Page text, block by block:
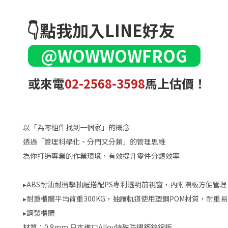
👇點我加入LINE好友
@WOWWOWFROG
或來電02-2568-3598馬上估價！
以「為零組件找到一個家」的概念
透過「管理科學化、分門又分類」的管理思維
為你打造專業的作業環境，有效提升零件分類效率
▸ABS耐油耐衝擊抽屜搭配PS專利透明前視窗，內附隔板方便管理
▸耐重櫃體平均荷重300KG，抽屜軌道使用塑鋼POM材質，耐重
▸鋼製櫃體